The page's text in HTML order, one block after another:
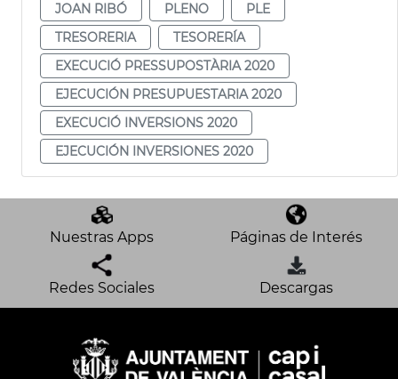
JOAN RIBÓ
PLENO
PLE
TRESORERIA
TESORERÍA
EXECUCIÓ PRESSUPOSTÀRIA 2020
EJECUCIÓN PRESUPUESTARIA 2020
EXECUCIÓ INVERSIONS 2020
EJECUCIÓN INVERSIONES 2020
Nuestras Apps Páginas de Interés
Redes Sociales Descargas